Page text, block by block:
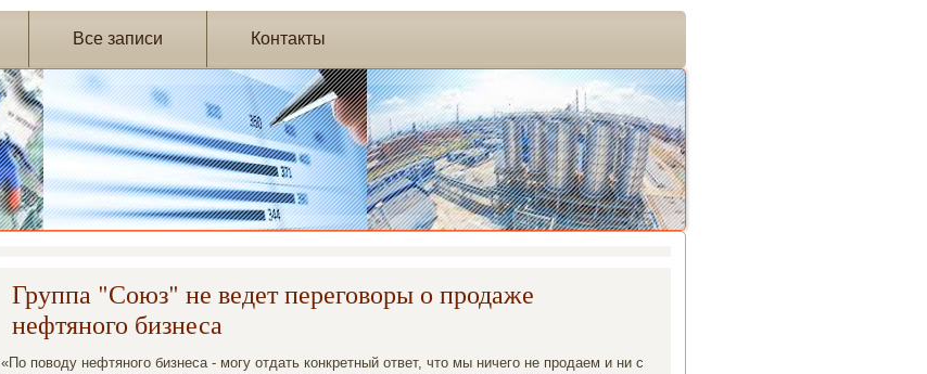
Все записи Контакты
Группа "Союз" не ведет переговоры о продаже
нефтяного бизнеса
«По поводу нефтяного бизнеса - могу отдать конкретный ответ, что мы ничего не продаем и ни с